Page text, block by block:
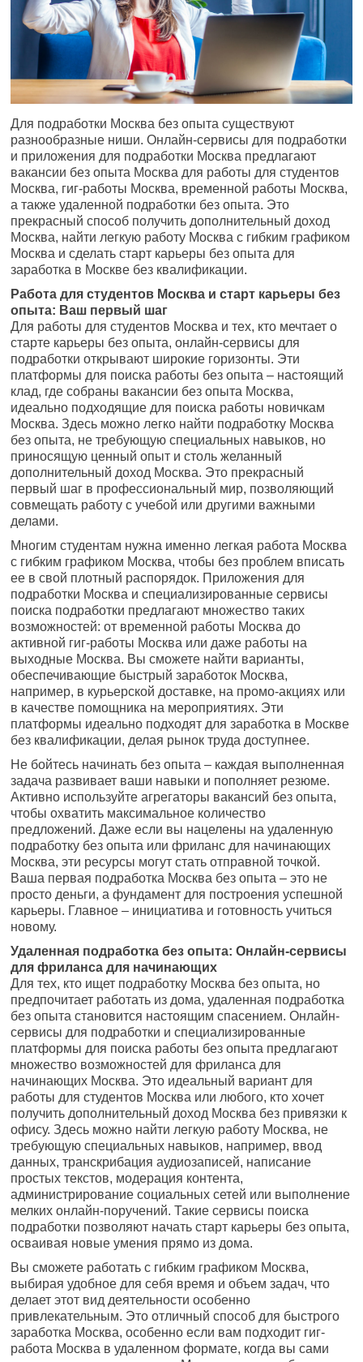
Для подработки Москва без опыта существуют
разнообразные ниши. Онлайн-сервисы для подработки
и приложения для подработки Москва предлагают
вакансии без опыта Москва для работы для студентов
Москва, гиг-работы Москва, временной работы Москва,
а также удаленной подработки без опыта. Это
прекрасный способ получить дополнительный доход
Москва, найти легкую работу Москва с гибким графиком
Москва и сделать старт карьеры без опыта для
заработка в Москве без квалификации.
Работа для студентов Москва и старт карьеры без
опыта: Ваш первый шаг
Для работы для студентов Москва и тех, кто мечтает о
старте карьеры без опыта, онлайн-сервисы для
подработки открывают широкие горизонты. Эти
платформы для поиска работы без опыта – настоящий
клад, где собраны вакансии без опыта Москва,
идеально подходящие для поиска работы новичкам
Москва. Здесь можно легко найти подработку Москва
без опыта, не требующую специальных навыков, но
приносящую ценный опыт и столь желанный
дополнительный доход Москва. Это прекрасный
первый шаг в профессиональный мир, позволяющий
совмещать работу с учебой или другими важными
делами.
Многим студентам нужна именно легкая работа Москва
с гибким графиком Москва, чтобы без проблем вписать
ее в свой плотный распорядок. Приложения для
подработки Москва и специализированные сервисы
поиска подработки предлагают множество таких
возможностей: от временной работы Москва до
активной гиг-работы Москва или даже работы на
выходные Москва. Вы сможете найти варианты,
обеспечивающие быстрый заработок Москва,
например, в курьерской доставке, на промо-акциях или
в качестве помощника на мероприятиях. Эти
платформы идеально подходят для заработка в Москве
без квалификации, делая рынок труда доступнее.
Не бойтесь начинать без опыта – каждая выполненная
задача развивает ваши навыки и пополняет резюме.
Активно используйте агрегаторы вакансий без опыта,
чтобы охватить максимальное количество
предложений. Даже если вы нацелены на удаленную
подработку без опыта или фриланс для начинающих
Москва, эти ресурсы могут стать отправной точкой.
Ваша первая подработка Москва без опыта – это не
просто деньги, а фундамент для построения успешной
карьеры. Главное – инициатива и готовность учиться
новому.
Удаленная подработка без опыта: Онлайн-сервисы
для фриланса для начинающих
Для тех, кто ищет подработку Москва без опыта, но
предпочитает работать из дома, удаленная подработка
без опыта становится настоящим спасением. Онлайн-
сервисы для подработки и специализированные
платформы для поиска работы без опыта предлагают
множество возможностей для фриланса для
начинающих Москва. Это идеальный вариант для
работы для студентов Москва или любого, кто хочет
получить дополнительный доход Москва без привязки к
офису. Здесь можно найти легкую работу Москва, не
требующую специальных навыков, например, ввод
данных, транскрибация аудиозаписей, написание
простых текстов, модерация контента,
администрирование социальных сетей или выполнение
мелких онлайн-поручений. Такие сервисы поиска
подработки позволяют начать старт карьеры без опыта,
осваивая новые умения прямо из дома.
Вы сможете работать с гибким графиком Москва,
выбирая удобное для себя время и объем задач, что
делает этот вид деятельности особенно
привлекательным. Это отличный способ для быстрого
заработка Москва, особенно если вам подходит гиг-
работа Москва в удаленном формате, когда вы сами